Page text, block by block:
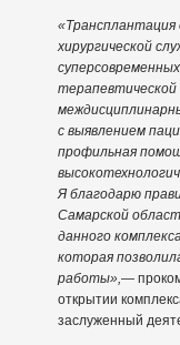
«Трансплантация
хирургической
терапевтической
с выявлением
профильная
Я благодарю
Самарской
данного
которая
работы»,—
открытии
заслуженный